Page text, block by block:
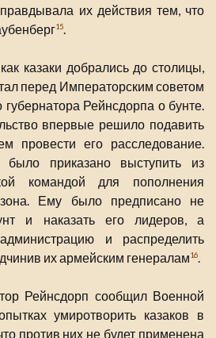
их действия тем, что
15.
казаки добрались до столицы,
перед Императорским советом
губернатора Рейнсдорпа о бунте.
впервые решило подавить
провести его расследование.
было приказано выступить из
командой для пополнения
Ему было предписано не
и наказать его лидеров, а
и распределить
их армейским генералам16.
Рейнсдорп сообщил Военной
умиротворить казаков в
против них не будет применена